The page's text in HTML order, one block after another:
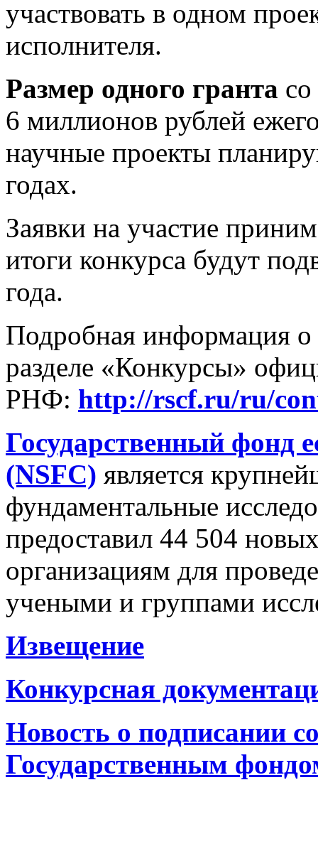
участвовать в одном
исполнителя.
Размер одного гранта
6 миллионов рублей
научные проекты
годах.
Заявки на участие
итоги конкурса будут
года.
Подробная информация о
разделе «Конкурсы»
РНФ: http://rscf.ru/ru/
Государственный фонд
(NSFC) является
фундаментальные
предоставил 44 504
организациям для
учеными и группами
Извещение
Конкурсная
Новость о подписании
Государственным